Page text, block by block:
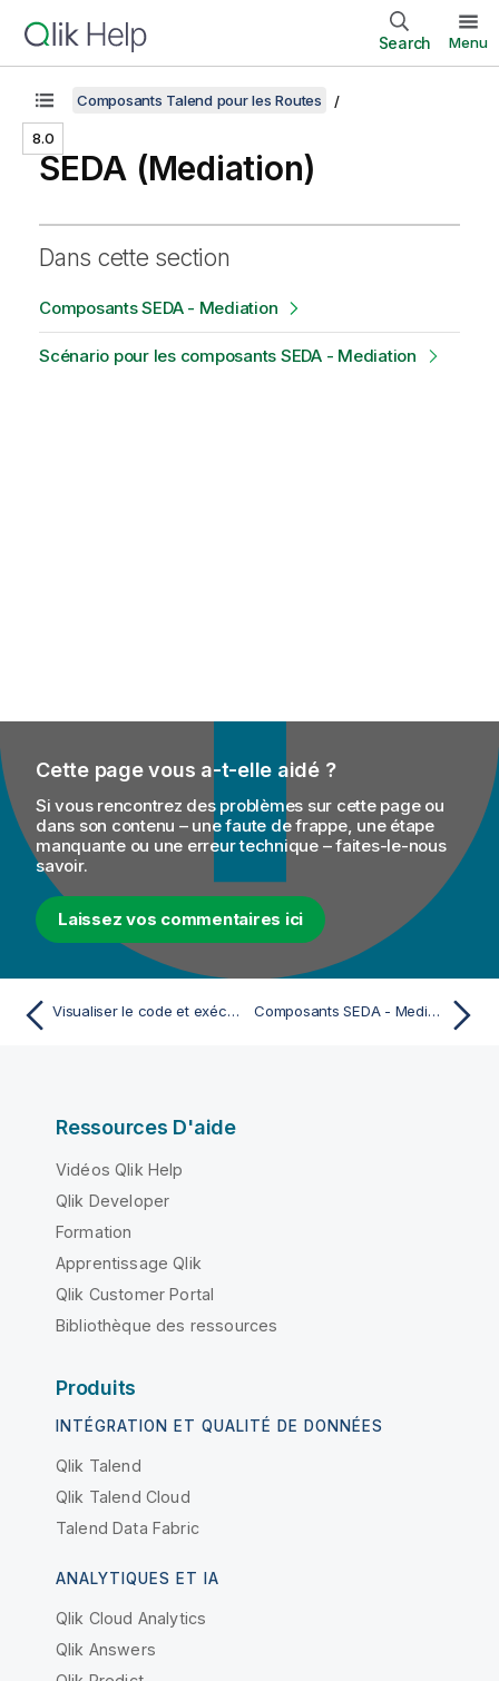
Search Menu
8.0
Composants Talend pour les Routes
SEDA (Mediation)
Dans cette section
Composants SEDA - Mediation
Scénario pour les composants SEDA - Mediation
Cette page vous a-t-elle aidé ?
Si vous rencontrez des problèmes sur cette page ou
dans son contenu – une faute de frappe, une étape
manquante ou une erreur technique – faites-le-nous
savoir.
Laissez vos commentaires ici
Visualiser le code et exécuter la Route Composants SEDA - Mediation
Ressources D'aide
Vidéos Qlik Help
Qlik Developer
Formation
Apprentissage Qlik
Qlik Customer Portal
Bibliothèque des ressources
Produits
INTÉGRATION ET QUALITÉ DE DONNÉES
Qlik Talend
Qlik Talend Cloud
Talend Data Fabric
ANALYTIQUES ET IA
Qlik Cloud Analytics
Qlik Answers